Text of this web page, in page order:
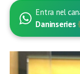
Entra nel
Daninseries